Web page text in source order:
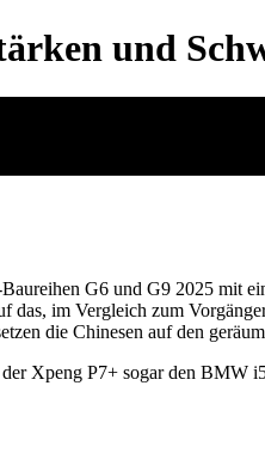
und
G6 und G9 2025 mit
im Vergleich zum
die Chinesen auf den
Xpeng P7+ sogar den BMW